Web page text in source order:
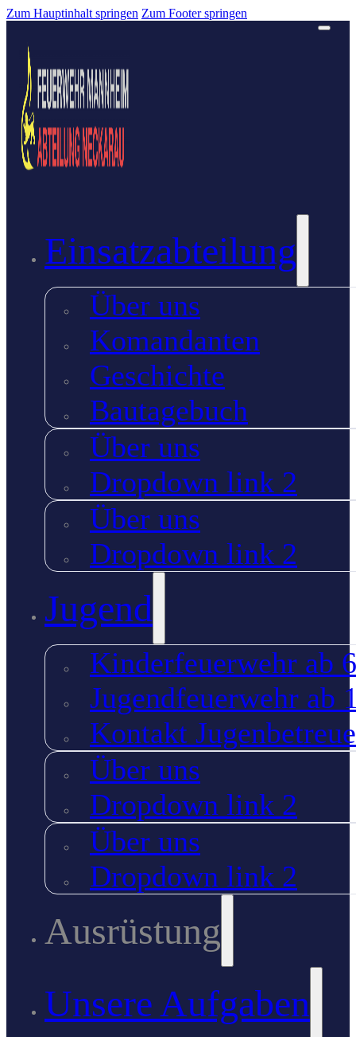
Zum Hauptinhalt springen Zum Footer springen
Einsatzabteilung
Über uns
Komandanten
Geschichte
Bautagebuch
Über uns
Dropdown link 2
Über uns
Dropdown link 2
Jugend
Kinderfeuerwehr ab
Jugendfeuerwehr ab
Kontakt
Über uns
Dropdown link 2
Über uns
Dropdown link 2
Ausrüstung
Unsere Aufgaben